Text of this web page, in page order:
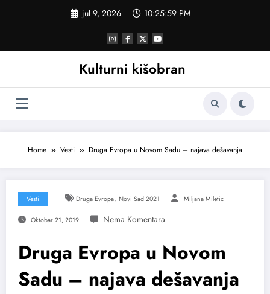
jul 9, 2026 10:26:00 PM
Kulturni kišobran
Home Vesti Druga Evropa u Novom Sadu – najava dešavanja
Vesti Druga Evropa, Novi Sad 2021 Miljana Miletic
Oktobar 21, 2019
Druga Evropa u Novom
Sadu – najava dešavanja